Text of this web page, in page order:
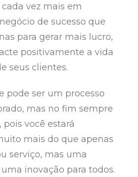
vez mais em
de sucesso que
para gerar mais lucro,
positivamente a vida
seus clientes.
pode ser um processo
mas no fim sempre
pois você estará
mais do que apenas
serviço, mas uma
inovação para todos.